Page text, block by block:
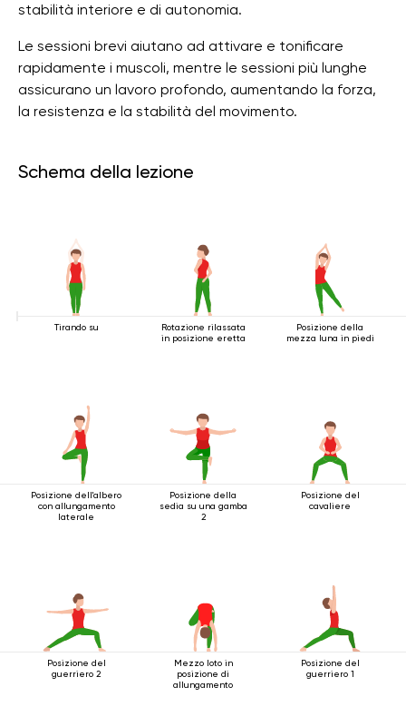
stabilità interiore e di autonomia.
Le sessioni brevi aiutano ad attivare e tonificare
rapidamente i muscoli, mentre le sessioni più lunghe
assicurano un lavoro profondo, aumentando la forza,
la resistenza e la stabilità del movimento.
Schema della lezione
Tirando su
Rotazione rilassata
in posizione eretta
Posizione della
mezza luna in piedi
Posizione dell'albero
con allungamento
laterale
Posizione della
sedia su una gamba
2
Posizione del
cavaliere
Posizione del
guerriero 2
Mezzo loto in
posizione di
allungamento
Posizione del
guerriero 1